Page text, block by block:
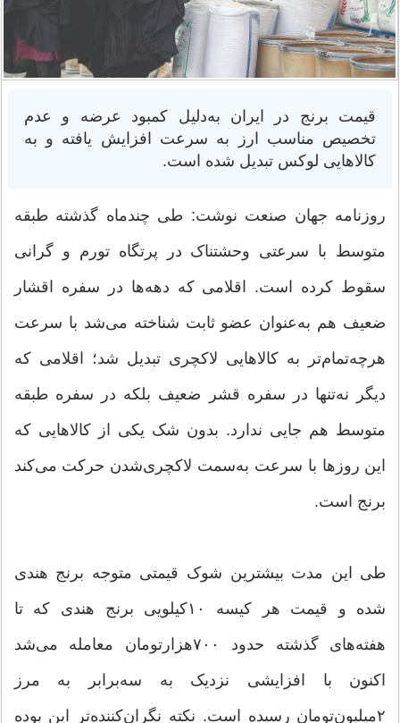
قیمت برنج در ایران به‌دلیل کمبود عرضه و عدم
تخصیص مناسب ارز به سرعت افزایش یافته و به
کالاهایی لوکس تبدیل شده است.
روزنامه جهان صنعت نوشت: طی چندماه گذشته طبقه
متوسط با سرعتی وحشتناک در پرتگاه تورم و گرانی
سقوط کرده است. اقلامی که دهه‌ها در سفره اقشار
ضعیف هم به‌عنوان عضو ثابت شناخته می‌شد با سرعت
هرچه‌تمام‌تر به کالاهایی لاکچری تبدیل شد؛ اقلامی که
دیگر نه‌تنها در سفره قشر ضعیف بلکه در سفره طبقه
متوسط هم جایی ندارد. بدون شک یکی از کالاهایی که
این روز‌ها با سرعت به‌سمت لاکچری‌شدن حرکت می‌کند
برنج است.
طی این مدت بیشترین شوک قیمتی متوجه برنج هندی
شده و قیمت هر کیسه ۱۰‌کیلویی برنج هندی که تا
هفته‌های گذشته حدود ۷۰۰‌هزارتومان معامله می‌شد
اکنون با افزایشی نزدیک به سه‌برابر به مرز
۲میلیون‌تومان رسیده است. نکته نگران‌کننده‌تر این بوده